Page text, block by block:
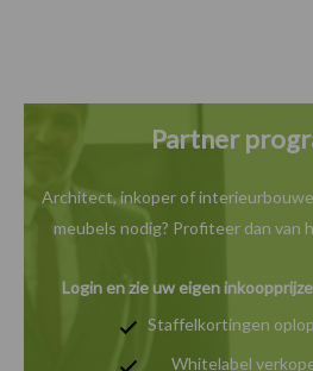
Partner
Architect, inkoper of
meubels nodig? Profiteer dan van
Login en zie uw eigen
Staffelkortingen
Whitelabel